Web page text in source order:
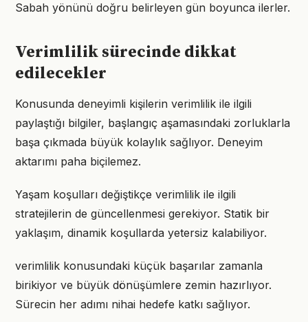
Sabah yönünü doğru belirleyen gün boyunca ilerler.
Verimlilik sürecinde dikkat
edilecekler
Konusunda deneyimli kişilerin verimlilik ile ilgili
paylaştığı bilgiler, başlangıç aşamasındaki zorluklarla
başa çıkmada büyük kolaylık sağlıyor. Deneyim
aktarımı paha biçilemez.
Yaşam koşulları değiştikçe verimlilik ile ilgili
stratejilerin de güncellenmesi gerekiyor. Statik bir
yaklaşım, dinamik koşullarda yetersiz kalabiliyor.
verimlilik konusundaki küçük başarılar zamanla
birikiyor ve büyük dönüşümlere zemin hazırlıyor.
Sürecin her adımı nihai hedefe katkı sağlıyor.